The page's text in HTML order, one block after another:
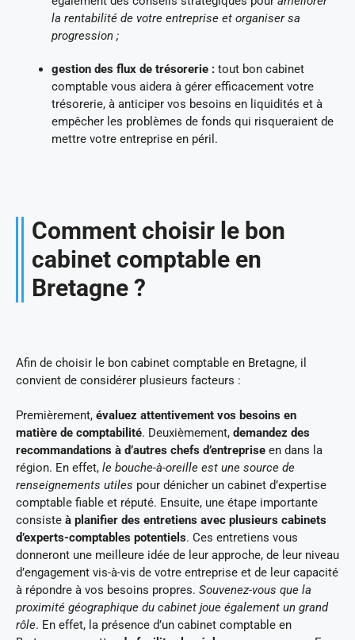
la rentabilité de votre entreprise et organiser sa
progression ;
gestion des flux de trésorerie : tout bon cabinet
comptable vous aidera à gérer efficacement votre
trésorerie, à anticiper vos besoins en liquidités et à
empêcher les problèmes de fonds qui risqueraient de
mettre votre entreprise en péril.
Comment choisir le bon
cabinet comptable en
Bretagne ?
Afin de choisir le bon cabinet comptable en Bretagne, il
convient de considérer plusieurs facteurs :
Premièrement, évaluez attentivement vos besoins en
matière de comptabilité. Deuxièmement, demandez des
recommandations à d’autres chefs d’entreprise en dans la
région. En effet, le bouche-à-oreille est une source de
renseignements utiles pour dénicher un cabinet d’expertise
comptable fiable et réputé. Ensuite, une étape importante
consiste à planifier des entretiens avec plusieurs cabinets
d’experts-comptables potentiels. Ces entretiens vous
donneront une meilleure idée de leur approche, de leur niveau
d’engagement vis-à-vis de votre entreprise et de leur capacité
à répondre à vos besoins propres. Souvenez-vous que la
proximité géographique du cabinet joue également un grand
rôle. En effet, la présence d’un cabinet comptable en